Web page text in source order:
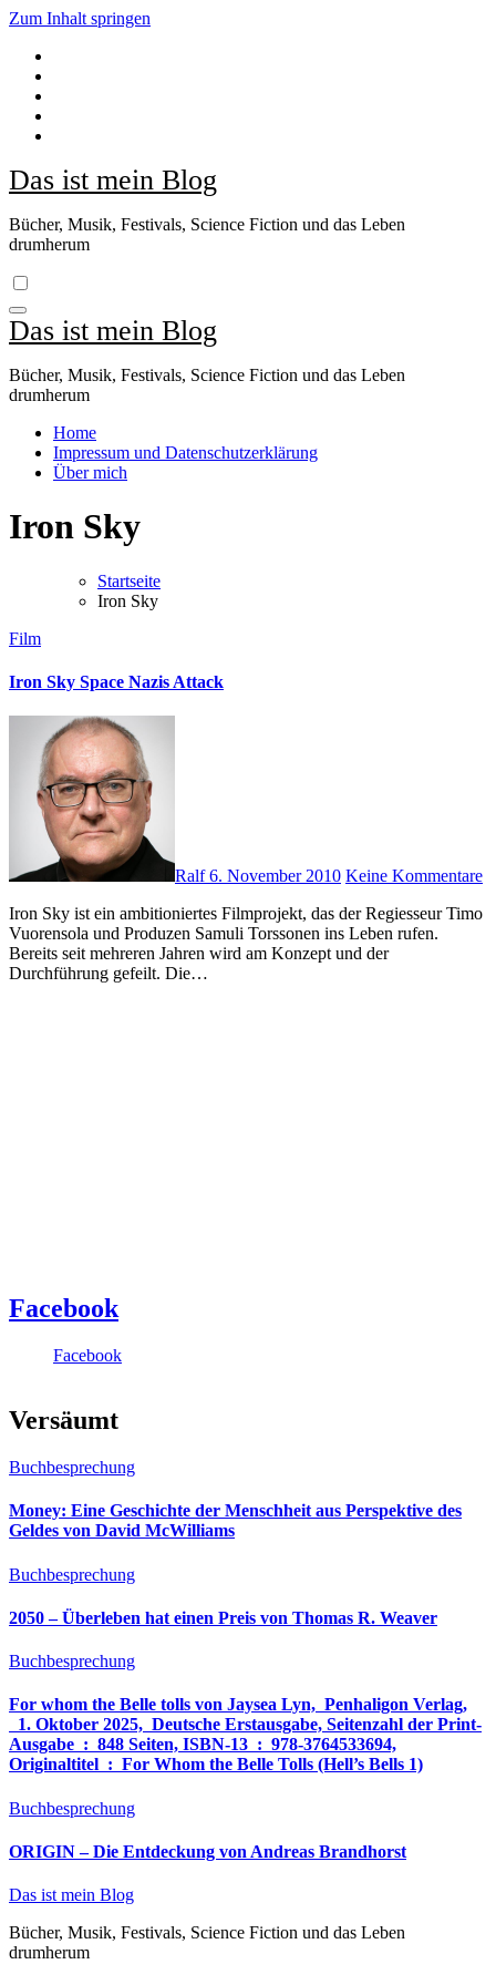
Zum Inhalt springen
Das ist mein Blog
Bücher, Musik, Festivals, Science Fiction und das Leben
drumherum
Das ist mein Blog
Bücher, Musik, Festivals, Science Fiction und das Leben
drumherum
Home
Impressum und Datenschutzerklärung
Über mich
Iron Sky
Startseite
Iron Sky
Film
Iron Sky Space Nazis Attack
Ralf6. November 2010 Keine Kommentare
Iron Sky ist ein ambitioniertes Filmprojekt, das der Regiesseur Timo
Vuorensola und Produzen Samuli Torssonen ins Leben rufen.
Bereits seit mehreren Jahren wird am Konzept und der
Durchführung gefeilt. Die…
Facebook
Facebook
Versäumt
Buchbesprechung
Money: Eine Geschichte der Menschheit aus Perspektive des
Geldes von David McWilliams
Buchbesprechung
2050 – Überleben hat einen Preis von Thomas R. Weaver
Buchbesprechung
For whom the Belle tolls von Jaysea Lyn, ‎ Penhaligon Verlag,
‎ 1. Oktober 2025, ‎ Deutsche Erstausgabe, Seitenzahl der Print-
Ausgabe ‏ : ‎ 848 Seiten, ISBN-13 ‏ : ‎ 978-3764533694,
Originaltitel ‏ : ‎ For Whom the Belle Tolls (Hell’s Bells 1)
Buchbesprechung
ORIGIN – Die Entdeckung von Andreas Brandhorst
Das ist mein Blog
Bücher, Musik, Festivals, Science Fiction und das Leben
drumherum